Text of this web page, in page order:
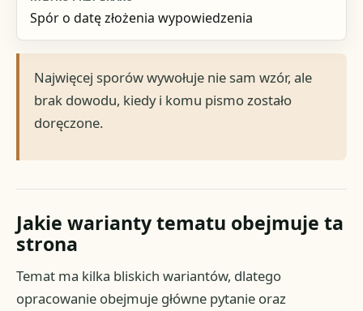
Spór o datę złożenia wypowiedzenia
Najwięcej sporów wywołuje nie sam wzór, ale
brak dowodu, kiedy i komu pismo zostało
doręczone.
Jakie warianty tematu obejmuje ta
strona
Temat ma kilka bliskich wariantów, dlatego
opracowanie obejmuje główne pytanie oraz